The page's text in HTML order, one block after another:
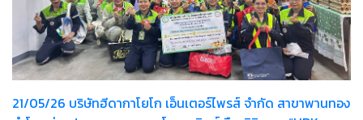
21/05/26 บริษัทฮีดากาโยโก เอ็นเตอร์ไพรส์ จำกัด สาขาพานทอง